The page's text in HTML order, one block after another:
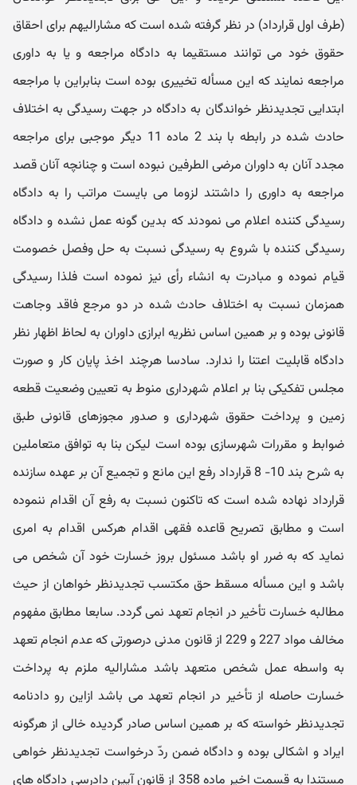
(طرف اول قرارداد) در نظر گرفته شده است که مشارالیهم برای احقاق
حقوق خود می توانند مستقیما به دادگاه مراجعه و یا به داوری
مراجعه نمایند که این مسأله تخییری بوده است بنابراین با مراجعه
ابتدایی تجدیدنظر خواندگان به دادگاه در جهت رسیدگی به اختلاف
حادث شده در رابطه با بند 2 ماده 11 دیگر موجبی برای مراجعه
مجدد آنان به داوران مرضی الطرفین نبوده است و چنانچه آنان قصد
مراجعه به داوری را داشتند لزوما می بایست مراتب را به دادگاه
رسیدگی کننده اعلام می نمودند که بدین گونه عمل نشده و دادگاه
رسیدگی کننده با شروع به رسیدگی نسبت به حل وفصل خصومت
قیام نموده و مبادرت به انشاء رأی نیز نموده است فلذا رسیدگی
همزمان نسبت به اختلاف حادث شده در دو مرجع فاقد وجاهت
قانونی بوده و بر همین اساس نظریه ابرازی داوران به لحاظ اظهار نظر
دادگاه قابلیت اعتنا را ندارد. سادسا هرچند اخذ پایان کار و صورت
مجلس تفکیکی بنا بر اعلام شهرداری منوط به تعیین وضعیت قطعه
زمین و پرداخت حقوق شهرداری و صدور مجوزهای قانونی طبق
ضوابط و مقررات شهرسازی بوده است لیکن بنا به توافق متعاملین
به شرح بند 10- 8 قرارداد رفع این مانع و تجمیع آن بر عهده سازنده
قرارداد نهاده شده است که تاکنون نسبت به رفع آن اقدام ننموده
است و مطابق تصریح قاعده فقهی اقدام هرکس اقدام به امری
نماید که به ضرر او باشد مسئول بروز خسارت خود آن شخص می
باشد و این مسأله مسقط حق مکتسب تجدیدنظر خواهان از حیث
مطالبه خسارت تأخیر در انجام تعهد نمی گردد. سابعا مطابق مفهوم
مخالف مواد 227 و 229 از قانون مدنی درصورتی که عدم انجام تعهد
به واسطه عمل شخص متعهد باشد مشارالیه ملزم به پرداخت
خسارت حاصله از تأخیر در انجام تعهد می باشد ازاین رو دادنامه
تجدیدنظر خواسته که بر همین اساس صادر گردیده خالی از هرگونه
ایراد و اشکالی بوده و دادگاه ضمن ردّ درخواست تجدیدنظر خواهی
مستندا به قسمت اخیر ماده 358 از قانون آیین دادرسی دادگاه های